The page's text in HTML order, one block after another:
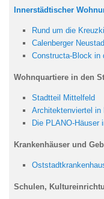
Innerstädtischer
Rund um die
Calenberger
Constructa-Block in
Wohnquartiere in den
Stadtteil Mittelfeld
Architektenviertel in
Die PLANO-Häuser
Krankenhäuser und
Schulen,